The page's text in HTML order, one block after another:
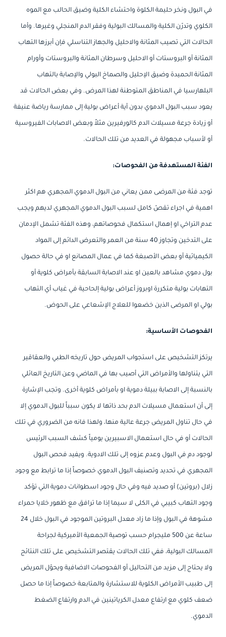
في البول ونخر حليمة الكلوة واحتشاء الكلية وضيق الحالب مع الموه
الكلوي وتدرّن الكلية والمسالك البولية وفقر الدم المنجلي وغيرها. وأما
الحالات التي تصيب المثانة والاحليل والجهاز التناسلي فإن أبرزها التهاب
المثانة أو البروستات أو الاحليل وسرطان المثانة والبروستات وأورام
المثانة الحميدة وضيق الإحليل والصماخ البولي والإصابة بالتهاب
البلهارسيا في المناطق المتوطنة لهذا المرض. وفي بعض الحالات قد
يعود سبب البول الدموي بدون أية أعراض بولية إلى ممارسة رياضة عنيفة
أو زيادة جرعة مسيلات الدم كالورفيرين مثلاً وبعض الاصابات الفيروسية
أو لأسباب مجهولة في العديد من تلك الحالات.
الفئة المستهدفة من الفحوصات:
توجد فئة من المرضى ممن يعاني من البول الدموي المجهري هم اكثر
اهمية في اجراء تقصّ كامل لسبب البول الدموي المجهري لديهم ويجب
عدم التراخي او إهمال استكمال فحوصاتهم، وهذه الفئة تشمل الإدمان
على التدخين وتجاوز 40 سنة من العمر والتعرض الدائم إلى المواد
الكيميائية أو بعض الأصبغة كما في عمال المصانع او في حالة حصول
بول دموي مشاهد بالعين او عند الاصابة السابقة بأمراض كلوية أو
التهابات بولية متكررة اوبروز أعراض بولية إلحاحية في غياب أي التهاب
بولي او المرضى الذين خضعوا للعلاج الإشعاعي على الحوض.
الفحوصات الأساسية:
يرتكز التشخيص على استجواب المريض حول تاريخه الطبي والعقاقير
التي يتناولها والأمراض التي أصيب بها في الماضي وعن التاريخ العائلي
بالنسبة إلى الاصابة ببيلة دموية او بأمراض كلوية أخرى. وتجب الإشارة
إلى أن استعمال مسيلات الدم بحد ذاتها لا يكون سبباً للبول الدموي إلا
في حال تناول المريض جرعة عالية منها، ولهذا فانه من الضروري في تلك
الحالات أو في حال استعمال الاسبيرين يومياً كشف السبب الرئيس
لوجود دم في البول وعدم عزوه إلى تلك الادوية. ويفيد فحص البول
المجهري في تحديد وتصنيف البول الدموي خصوصاً إذا ما ترابط مع وجود
زلال (بروتين) أو صديد فيه وفي حال وجود اسطوانات دموية التي تؤكد
وجود التهاب كبيبي في الكلى لا سيما إذا ما ترافق مع ظهور خلايا حمراء
مشوهة في البول وإذا ما زاد معدل البروتين الموجود في البول خلال 24
ساعة عن 500 مليجرام حسب توصية الجمعية الأميركية لجراحة
المسالك البولية، ففي تلك الحالات يقتصر التشخيص على تلك النتائج
ولا يحتاج إلى مزيد من التحاليل أو الفحوصات الاضافية ويحوّل المريض
إلى طبيب الأمراض الكلوية للاستشارة والمتابعة خصوصاً إذا ما حصل
ضعف كلوي مع ارتفاع معدل الكرياتينين في الدم وارتفاع الضغط
الدموي.